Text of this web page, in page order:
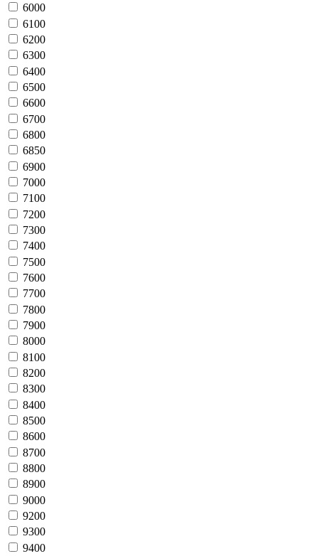
6000
6100
6200
6300
6400
6500
6600
6700
6800
6850
6900
7000
7100
7200
7300
7400
7500
7600
7700
7800
7900
8000
8100
8200
8300
8400
8500
8600
8700
8800
8900
9000
9200
9300
9400